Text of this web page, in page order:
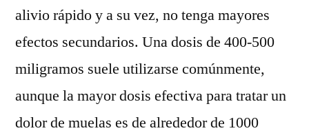
alivio rápido y a su vez, no tenga mayores
efectos secundarios. Una dosis de 400-500
miligramos suele utilizarse comúnmente,
aunque la mayor dosis efectiva para tratar un
dolor de muelas es de alrededor de 1000